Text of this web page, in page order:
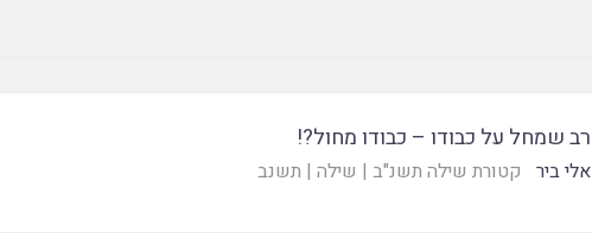
רב שמחל על כבודו – כבודו מחול?!
אלי ביר קטורת שילה תשנ"ב | שילה | תשנב